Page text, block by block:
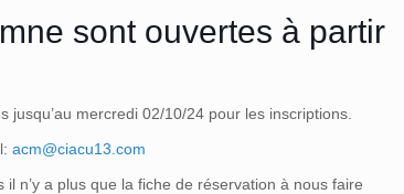
sont ouvertes à partir
mercredi 02/10/24 pour les inscriptions.
acm@ciacu13.com
n’y a plus que la fiche de réservation à nous faire